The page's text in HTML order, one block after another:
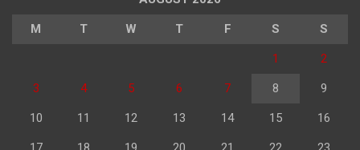
M T W T F S S
1 2
3 4 5 6 7 8 9
10 11 12 13 14 15 16